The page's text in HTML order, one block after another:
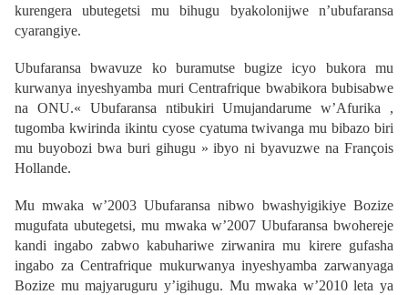
kurengera ubutegetsi mu bihugu byakolonijwe n’ubufaransa
cyarangiye.
Ubufaransa bwavuze ko buramutse bugize icyo bukora mu
kurwanya inyeshyamba muri Centrafrique bwabikora bubisabwe
na ONU.« Ubufaransa ntibukiri Umujandarume w’Afurika ,
tugomba kwirinda ikintu cyose cyatuma twivanga mu bibazo biri
mu buyobozi bwa buri gihugu » ibyo ni byavuzwe na François
Hollande.
Mu mwaka w’2003 Ubufaransa nibwo bwashyigikiye Bozize
mugufata ubutegetsi, mu mwaka w’2007 Ubufaransa bwohereje
kandi ingabo zabwo kabuhariwe zirwanira mu kirere gufasha
ingabo za Centrafrique mukurwanya inyeshyamba zarwanyaga
Bozize mu majyaruguru y’igihugu. Mu mwaka w’2010 leta ya